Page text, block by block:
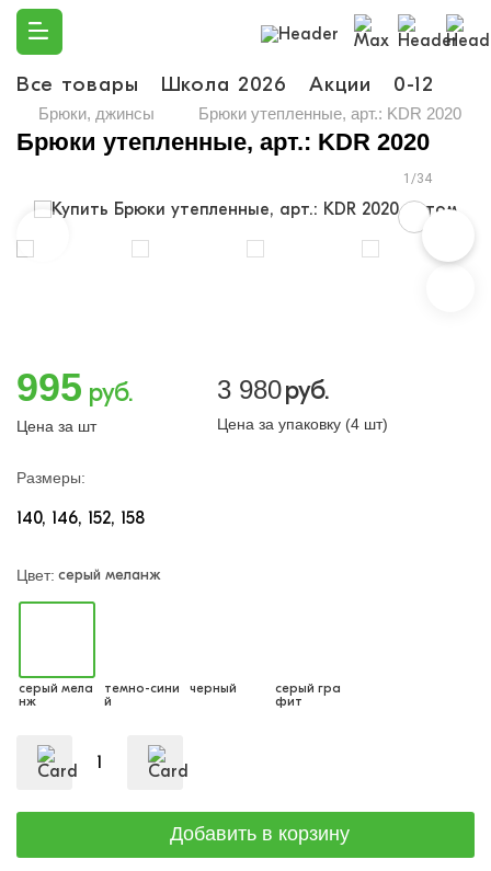
Все товары Школа 2026 Акции 0-12
Брюки, джинсы Брюки утепленные, арт.: KDR 2020
Брюки утепленные, арт.: KDR 2020
1/34
995 руб.
Цена за шт
3 980руб.
Цена за упаковку (4 шт)
Размеры:
140 146 152 158
Цвет: серый меланж
серый мела
нж
темно-сини
й
черный
серый гра
фит